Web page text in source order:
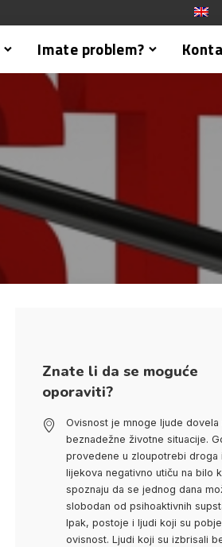
Imate problem?
Znate li da se moguće
oporaviti?
Ovisnost je mnoge ljude dovela
beznadežne životne situacije.
provedene u zloupotrebi droga i
lijekova negativno utiču na bilo
spoznaju da se jednog dana
slobodan od psihoaktivnih
Ipak, postoje i ljudi koji su
ovisnost. Ljudi koji su izbrisali